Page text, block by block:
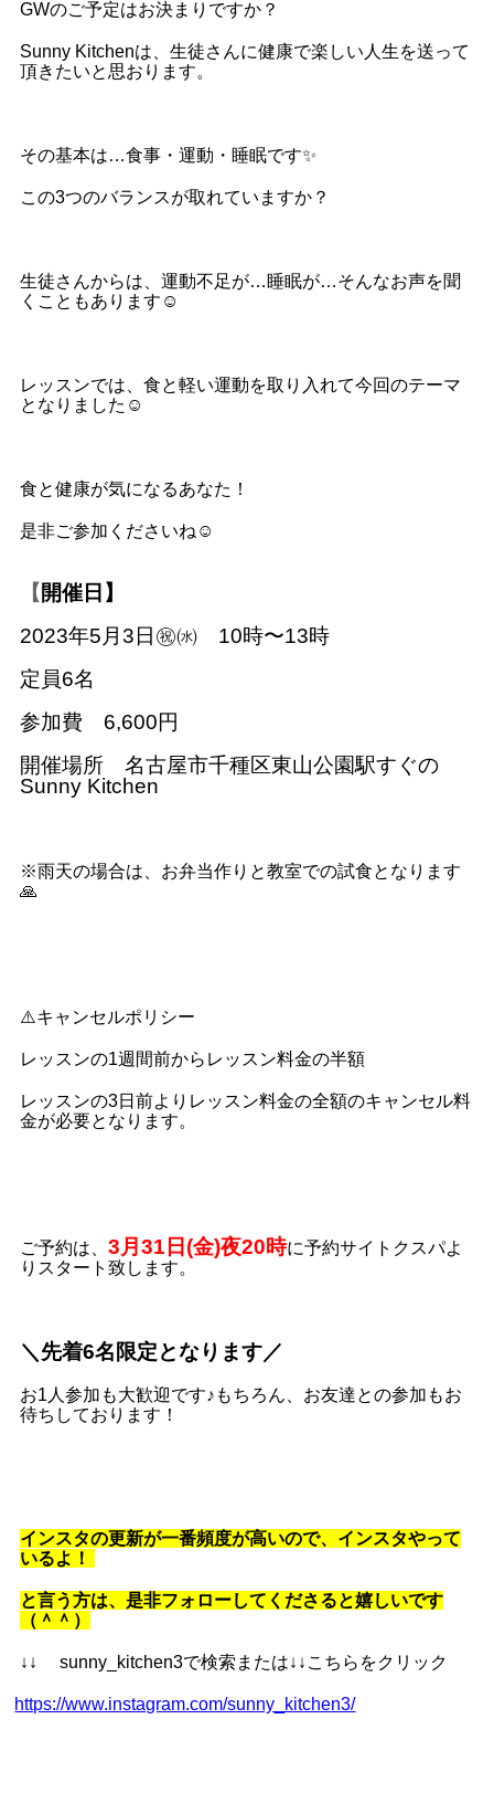
GWのご予定はお決まりですか？
Sunny Kitchenは、生徒さんに健康で楽しい人生を送って
頂きたいと思おります。
その基本は…食事・運動・睡眠です✨
この3つのバランスが取れていますか？
生徒さんからは、運動不足が…睡眠が…そんなお声を聞
くこともあります☺️
レッスンでは、食と軽い運動を取り入れて今回のテーマ
となりました☺️
食と健康が気になるあなた！
是非ご参加くださいね☺️
【 開催日】
2023年5月3日㊗️㈬ 10時〜13時
定員6名
参加費 6,600円
開催場所 名古屋市千種区東山公園駅すぐの
Sunny Kitchen
※雨天の場合は、お弁当作りと教室での試食となります
🙏
⚠️キャンセルポリシー
レッスンの1週間前からレッスン料金の半額
レッスンの3日前よりレッスン料金の全額のキャンセル料
金が必要となります。
ご予約は、3月31日(金)夜20時に予約サイトクスパよ
りスタート致します。
＼先着6名限定となります／
お1人参加も大歓迎です♪もちろん、お友達との参加もお
待ちしております！
インスタの更新が一番頻度が高いので、インスタやって
いるよ！
と言う方は、是非フォローしてくださると嬉しいです
（＾＾）
↓↓ sunny_kitchen3で検索または↓↓こちらをクリック
https://www.instagram.com/sunny_kitchen3/